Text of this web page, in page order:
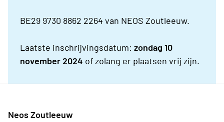
BE29 9730 8862 2264 van NEOS Zoutleeuw.
Laatste inschrijvingsdatum: zondag 10
november 2024 of zolang er plaatsen vrij zijn.
Neos Zoutleeuw